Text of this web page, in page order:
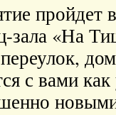
пройдет
зала «На
с вами